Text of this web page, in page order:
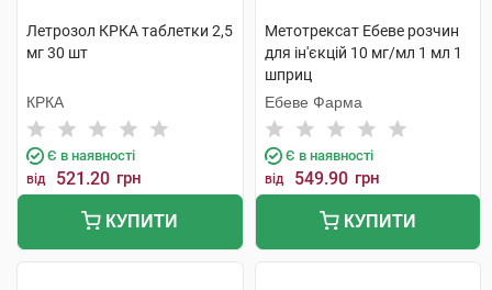
Летрозол КРКА таблетки 2,5
мг 30 шт
КРКА
Є в наявності
від 521.20 грн
КУПИТИ
Метотрексат Ебеве розчин
для ін'єкцій 10 мг/мл 1 мл 1
шприц
Ебеве Фарма
Є в наявності
від 549.90 грн
КУПИТИ